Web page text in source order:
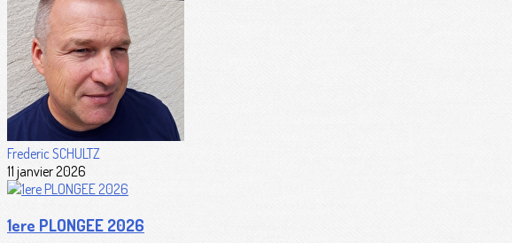
Frederic SCHULTZ
11 janvier 2026
1ere PLONGEE 2026